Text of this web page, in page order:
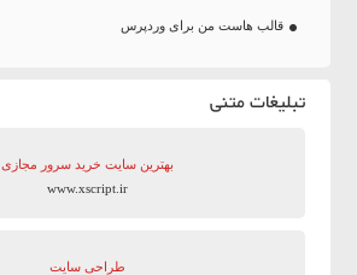
قالب هاست من برای وردپرس
تبلیغات متنی
بهترین سایت‌ خرید سرور مجازی
www.xscript.ir
طراحی سایت